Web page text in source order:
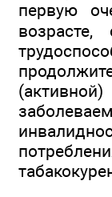
первую